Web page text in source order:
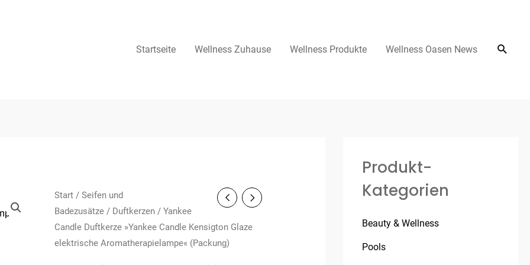
Startseite Wellness Zuhause Wellness Produkte Wellness Oasen News
Start/ Seifen und
Badezusätze/ Duftkerzen/ Yankee
Candle Duftkerze »Yankee Candle Kensigton Glaze
elektrische Aromatherapielampe« (Packung)
Produkt-
Kategorien
Beauty & Wellness
Pools